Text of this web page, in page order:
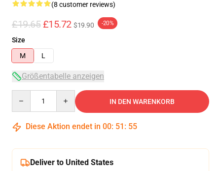
(8 customer reviews)
£19.65 £15.72 $19.90 -20%
Size
M
L
Größentabelle anzeigen
IN DEN WARENKORB
Diese Aktion endet in 00: 51 : 54
Deliver to United States